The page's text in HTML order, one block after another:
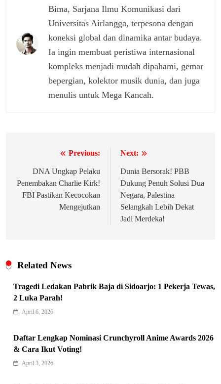
5
Indonesia Siap Gaspol! Jadi Pemain
Kunci Rantai Pasok AI Global
Bima, Sarjana Ilmu Komunikasi dari
Universitas Airlangga, terpesona dengan
koneksi global dan dinamika antar budaya.
Ia ingin membuat peristiwa internasional
kompleks menjadi mudah dipahami, gemar
bepergian, kolektor musik dunia, dan juga
menulis untuk Mega Kancah.
Previous:
DNA Ungkap Pelaku
Penembakan Charlie Kirk!
FBI Pastikan Kecocokan
Mengejutkan
Next:
Dunia Bersorak! PBB
Dukung Penuh Solusi Dua
Negara, Palestina
Selangkah Lebih Dekat
Jadi Merdeka!
Related News
Tragedi Ledakan Pabrik Baja di Sidoarjo: 1 Pekerja Tewas,
2 Luka Parah!
April 6, 2026
Daftar Lengkap Nominasi Crunchyroll Anime Awards 2026
& Cara Ikut Voting!
April 3, 2026